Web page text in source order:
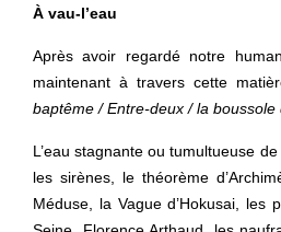
À vau-l’eau
Après avoir regardé notre
maintenant à travers cette
baptême / Entre-deux / la boussole
L’eau stagnante ou tumultueuse
les sirènes, le théorème
Méduse, la Vague d’Hokusai, les